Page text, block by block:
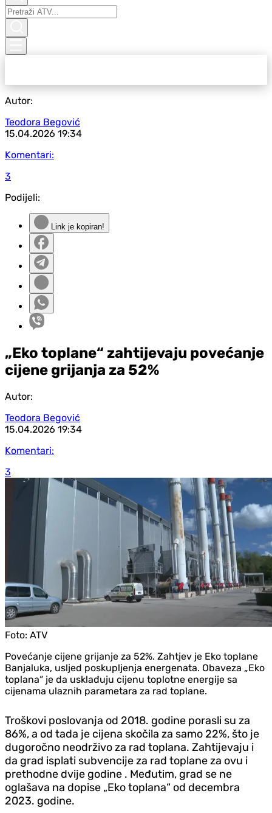
Autor:
Teodora Begović
15.04.2026 19:34
Komentari:
3
Podijeli:
Link je kopiran!
„Eko toplane“ zahtijevaju povećanje
cijene grijanja za 52%
Autor:
Teodora Begović
15.04.2026 19:34
Komentari:
3
Foto: ATV
Povećanje cijene grijanje za 52%. Zahtjev je Eko toplane
Banjaluka, usljed poskupljenja energenata. Obaveza „Eko
toplana“ je da usklađuju cijenu toplotne energije sa
cijenama ulaznih parametara za rad toplane.
Troškovi poslovanja od 2018. godine porasli su za
86%, a od tada je cijena skočila za samo 22%, što je
dugoročno neodrživo za rad toplana. Zahtijevaju i
da grad isplati subvencije za rad toplane za ovu i
prethodne dvije godine . Međutim, grad se ne
oglašava na dopise „Eko toplana“ od decembra
2023. godine.